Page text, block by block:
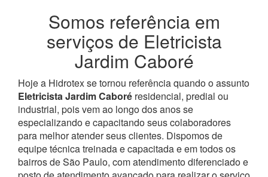
Somos referência em
serviços de Eletricista
Jardim Caboré
Hoje a Hidrotex se tornou referência quando o assunto
Eletricista Jardim Caboré residencial, predial ou
industrial, pois vem ao longo dos anos se
especializando e capacitando seus colaboradores
para melhor atender seus clientes. Dispomos de
equipe técnica treinada e capacitada e em todos os
bairros de São Paulo, com atendimento diferenciado e